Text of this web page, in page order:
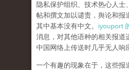
隐私保护组织、技术热心人士
帖和撰文加以谴责，舆论和报
其中基本没有中文。 iyouport
消息，对其他语种的相关报道
中国网络上传送时几乎无人响
一个有趣的现象在于，这些报